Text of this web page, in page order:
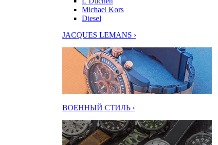
Michael Kors
Diesel
JACQUES LEMANS ›
ВОЕННЫЙ СТИЛЬ ›